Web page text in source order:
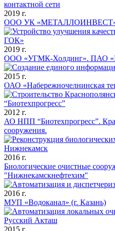
2019 г.
ООО УК «МЕТАЛЛОИНВЕСТ».
2019 г.
ООО «УГМК-Холдинг». ПАО
2015 г.
ОАО «Набережночелнинская
2012 г.
АО НПП “Биотехпрогресс”.
сооружения.
2016 г.
Биологические очистные
"Нижнекамскнефтехим"
2016 г.
МУП «Водоканал» (г. Казань)
2015 г.